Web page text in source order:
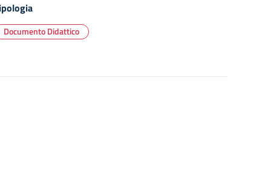
Documento Didattico